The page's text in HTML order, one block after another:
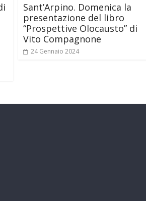
Sant’Arpino. Domenica la
presentazione del libro
“Prospettive Olocausto” di
Vito Compagnone
24 Gennaio 2024